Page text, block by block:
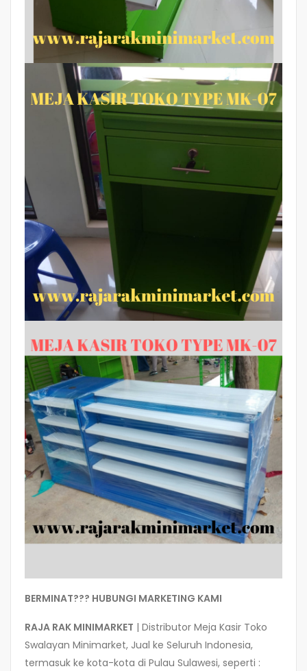
BERMINAT??? HUBUNGI MARKETING KAMI
RAJA RAK MINIMARKET | Distributor Meja Kasir Toko
Swalayan Minimarket, Jual ke Seluruh Indonesia,
termasuk ke kota-kota di Pulau Sulawesi, seperti :